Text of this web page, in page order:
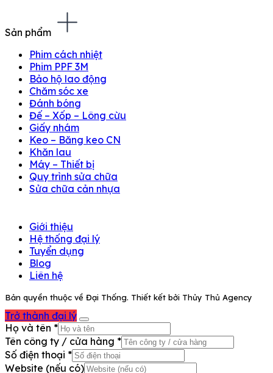
Sản phẩm
Phim cách nhiệt
Phim PPF 3M
Bảo hộ lao động
Chăm sóc xe
Đánh bóng
Đế – Xốp – Lông cừu
Giấy nhám
Keo – Băng keo CN
Khăn lau
Máy – Thiết bị
Quy trình sửa chữa
Sửa chữa cản nhựa
Giới thiệu
Hệ thống đại lý
Tuyển dụng
Blog
Liên hệ
Bản quyền thuộc về Đại Thống. Thiết kết bởi Thủy Thủ Agency
Trở thành đại lý
Họ và tên *
Tên công ty / cửa hàng *
Số điện thoại *
Website (nếu có)